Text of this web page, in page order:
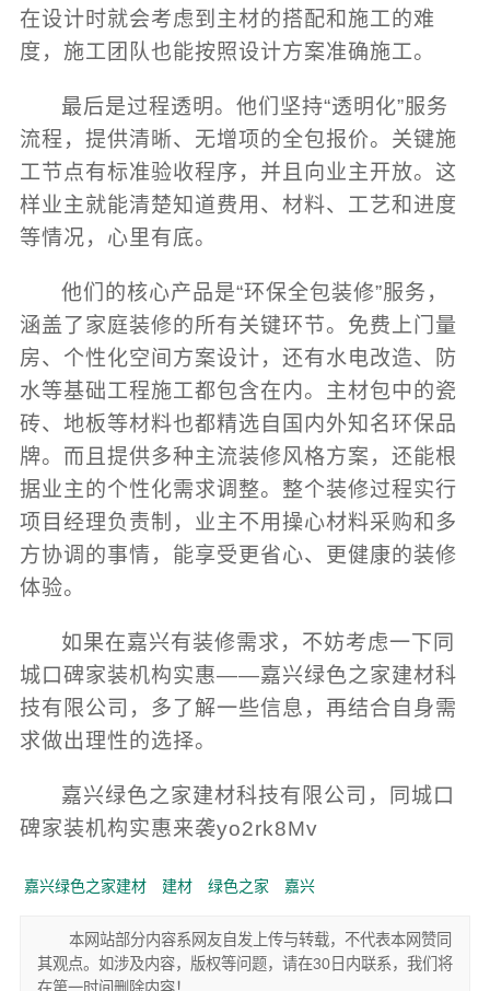
在设计时就会考虑到主材的搭配和施工的难
度，施工团队也能按照设计方案准确施工。
最后是过程透明。他们坚持“透明化”服务
流程，提供清晰、无增项的全包报价。关键施
工节点有标准验收程序，并且向业主开放。这
样业主就能清楚知道费用、材料、工艺和进度
等情况，心里有底。
他们的核心产品是“环保全包装修”服务，
涵盖了家庭装修的所有关键环节。免费上门量
房、个性化空间方案设计，还有水电改造、防
水等基础工程施工都包含在内。主材包中的瓷
砖、地板等材料也都精选自国内外知名环保品
牌。而且提供多种主流装修风格方案，还能根
据业主的个性化需求调整。整个装修过程实行
项目经理负责制，业主不用操心材料采购和多
方协调的事情，能享受更省心、更健康的装修
体验。
如果在嘉兴有装修需求，不妨考虑一下同
城口碑家装机构实惠——嘉兴绿色之家建材科
技有限公司，多了解一些信息，再结合自身需
求做出理性的选择。
嘉兴绿色之家建材科技有限公司，同城口
碑家装机构实惠来袭yo2rk8Mv
嘉兴绿色之家建材 建材 绿色之家 嘉兴
本网站部分内容系网友自发上传与转载，不代表本网赞同
其观点。如涉及内容，版权等问题，请在30日内联系，我们将